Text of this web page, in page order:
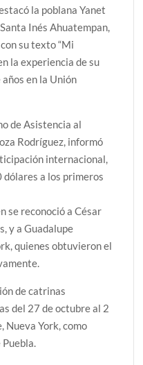
la poblana Yanet
Inés Ahuatempan,
su texto “Mi
la experiencia de su
en la Unión
de Asistencia al
Rodríguez, informó
internacional,
a los primeros
se reconoció a César
y a Guadalupe
quienes obtuvieron el
de catrinas
del 27 de octubre al 2
Nueva York, como